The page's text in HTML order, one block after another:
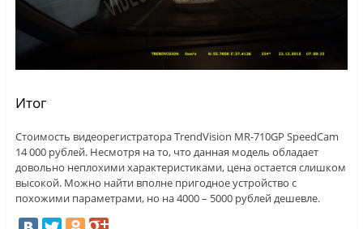
Итог
Стоимость видеорегистратора TrendVision MR-710GP SpeedCam
14 000 рублей. Несмотря на то, что данная модель обладает
довольно неплохими характеристиками, цена остается слишком
высокой. Можно найти вполне пригодное устройство с
похожими параметрами, но на 4000 – 5000 рублей дешевле.